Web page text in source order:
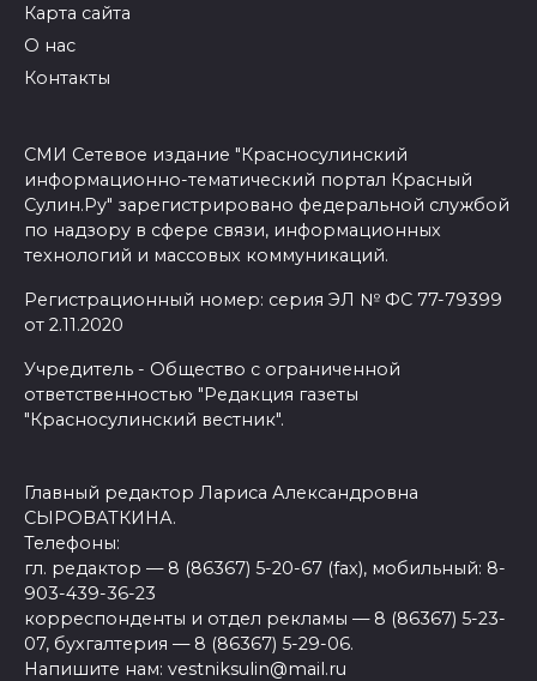
Карта сайта
О нас
Контакты
СМИ Сетевое издание "Красносулинский
информационно-тематический портал Красный
Сулин.Ру" зарегистрировано федеральной службой
по надзору в сфере связи, информационных
технологий и массовых коммуникаций.
Регистрационный номер: серия ЭЛ № ФС 77-79399
от 2.11.2020
Учредитель - Общество с ограниченной
ответственностью "Редакция газеты
"Красносулинский вестник".
Главный редактор Лариса Александровна
СЫРОВАТКИНА.
Телефоны:
гл. редактор — 8 (86367) 5-20-67 (fax), мобильный: 8-
903-439-36-23
корреспонденты и отдел рекламы — 8 (86367) 5-23-
07, бухгалтерия — 8 (86367) 5-29-06.
Напишите нам: vestniksulin@mail.ru